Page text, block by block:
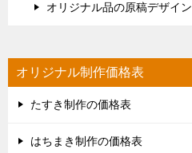
オリジナル品の原稿デザイン
オリジナル制作価格表
たすき制作の価格表
はちまき制作の価格表